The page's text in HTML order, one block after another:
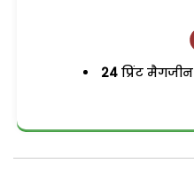
24 प्रिंट मैगजीन